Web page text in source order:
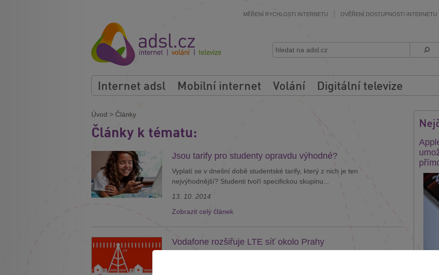
MĚŘENÍ RYCHLOSTI INTERNETU OVĚŘENÍ DOSTUPNOSTI INTERNETU
Internet adsl Mobilní internet Volání Digitální televize
Úvod > Články
Články k tématu:
Jsou tarify pro studenty opravdu výhodné?
Vyplatí se v dnešní době studentské tarify, který z nich je ten
nejvýhodnější? Studenti tvoří specifickou skupinu...
13. 10. 2014
Zobrazit celý článek
Vodafone rozšiřuje LTE síť okolo Prahy